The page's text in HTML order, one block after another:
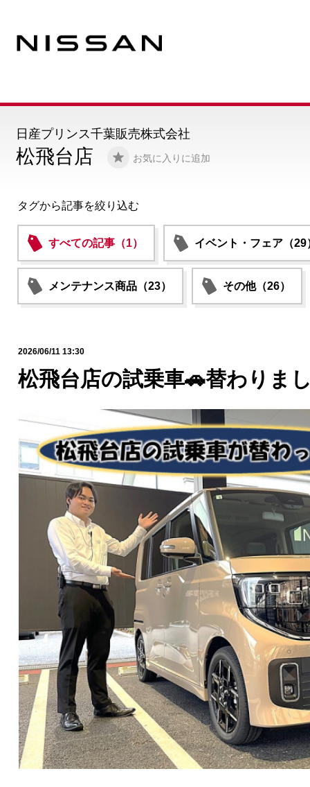
松飛台店 お気に入りに追加
日産プリンス千葉販売株式会社
タグから記事を絞り込む
すべての記事（1） イベント・フェア（29
メンテナンス商品（23） その他（26）
2026/06/11 13:30
松飛台店の試乗車🚗替わりま